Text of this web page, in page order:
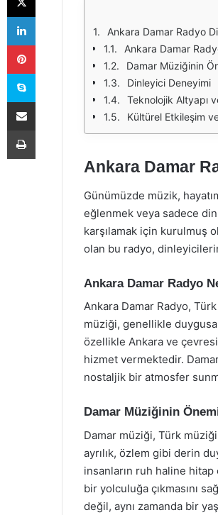
Ankara Damar Radyo
Ankara Damar
Damar Müziğinin
Dinleyici Deneyimi
Teknolojik Altyapı
Kültürel Etkileşim
Ankara Damar
Günümüzde müzik,
eğlenmek veya sadece
karşılamak için kurulmuş
olan bu radyo,
Ankara Damar Radyo
Ankara Damar Radyo,
müziği, genellikle
özellikle Ankara ve
hizmet vermektedir.
nostaljik bir atmosfer
Damar Müziğinin
Damar müziği, Türk
ayrılık, özlem gibi derin
insanların ruh haline
bir yolculuğa çıkmasını
değil, aynı zamanda bir
LinkedIn
Pinterest
Skype
E-Posta ile paylaş